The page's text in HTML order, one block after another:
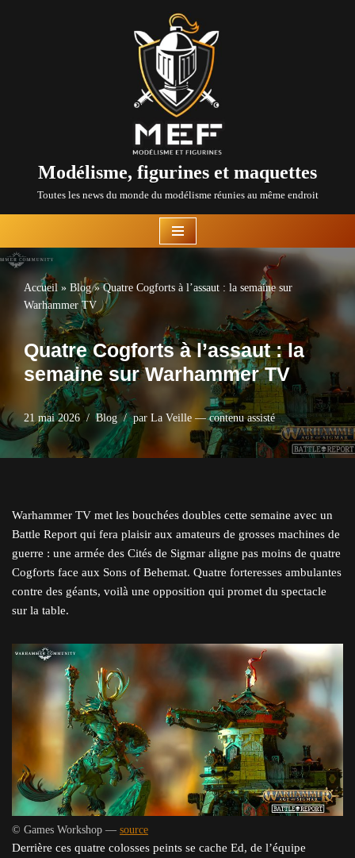
Modélisme, figurines et maquettes
Toutes les news du monde du modélisme réunies au même endroit
Accueil » Blog»Quatre Cogforts à l’assaut : la semaine sur
Warhammer TV
Quatre Cogforts à l’assaut : la
semaine sur Warhammer TV
21 mai 2026 Blog par La Veille — contenu assisté
Warhammer TV met les bouchées doubles cette semaine avec un
Battle Report qui fera plaisir aux amateurs de grosses machines de
guerre : une armée des Cités de Sigmar aligne pas moins de quatre
Cogforts face aux Sons of Behemat. Quatre forteresses ambulantes
contre des géants, voilà une opposition qui promet du spectacle
sur la table.
© Games Workshop — source
Derrière ces quatre colosses peints se cache Ed, de l’équipe